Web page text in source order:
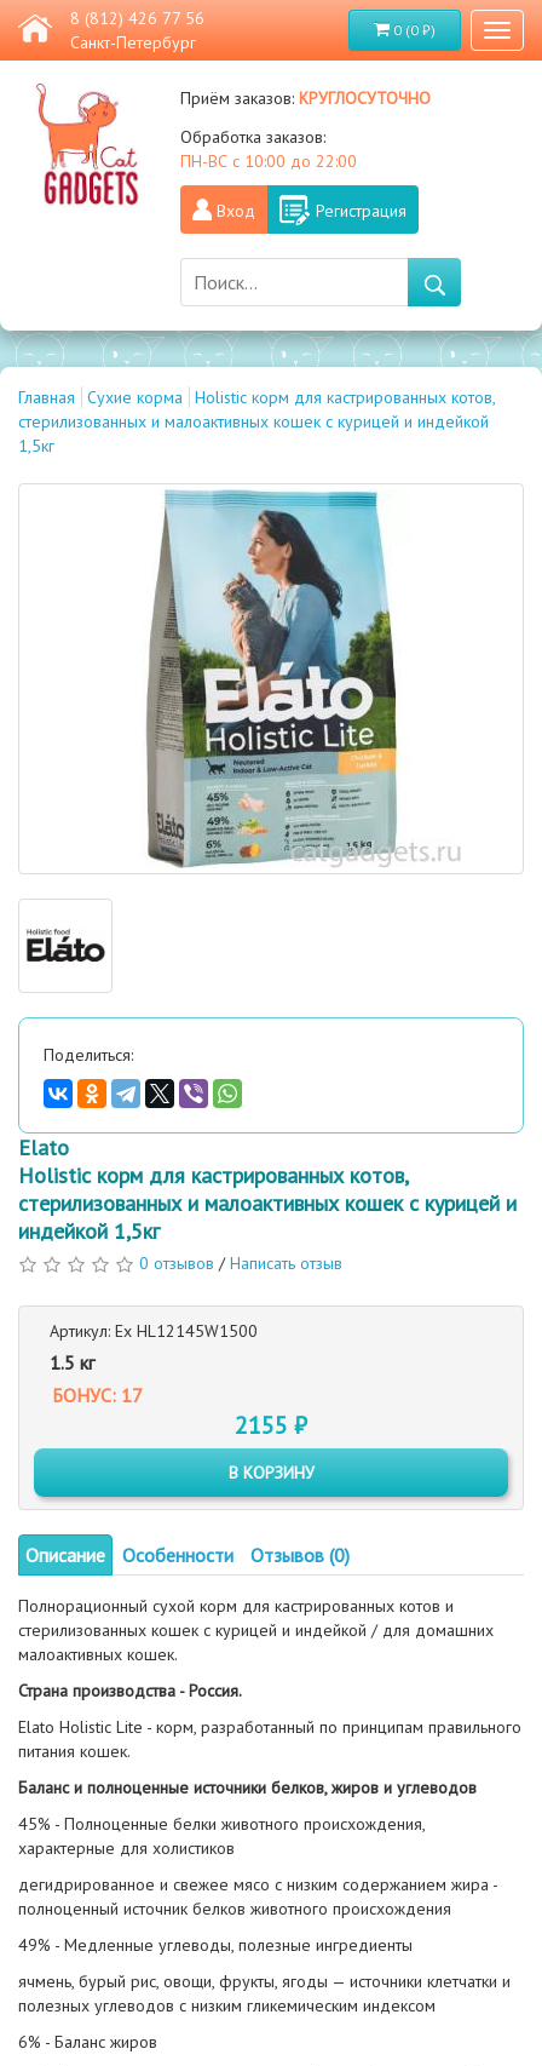
8 (812) 426 77 56
Санкт-Петербург
0 (0 ₽)
Приём заказов:круглосуточно
Обработка заказов:
ПН-ВС с 10:00 до 22:00
Вход Регистрация
Главная Сухие корма
Holistic корм для кастрированных котов,
стерилизованных и малоактивных кошек с курицей и индейкой
1,5кг
Поделиться:
Elato
Holistic корм для кастрированных котов,
стерилизованных и малоактивных кошек с курицей и
индейкой 1,5кг
0 отзывов /Написать отзыв
Артикул: Ex HL12145W1500
1.5 кг
БОНУС: 17
2155 ₽
В КОРЗИНУ
Описание Особенности Отзывов (0)
Полнорационный сухой корм для кастрированных котов и
стерилизованных кошек с курицей и индейкой / для домашних
малоактивных кошек.
Страна производства - Россия.
Elato Holistic Lite - корм, разработанный по принципам правильного
питания кошек.
Баланс и полноценные источники белков, жиров и углеводов
45% - Полноценные белки животного происхождения,
характерные для холистиков
дегидрированное и свежее мясо с низким содержанием жира -
полноценный источник белков животного происхождения
49% - Медленные углеводы, полезные ингредиенты
ячмень, бурый рис, овощи, фрукты, ягоды — источники клетчатки и
полезных углеводов с низким гликемическим индексом
6% - Баланс жиров